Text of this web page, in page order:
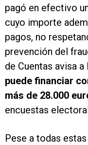
pagó en efectivo
cuyo importe
pagos, no
prevención del
de Cuentas avisa
puede financiar
más de 28.000
encuestas
Pese a todas